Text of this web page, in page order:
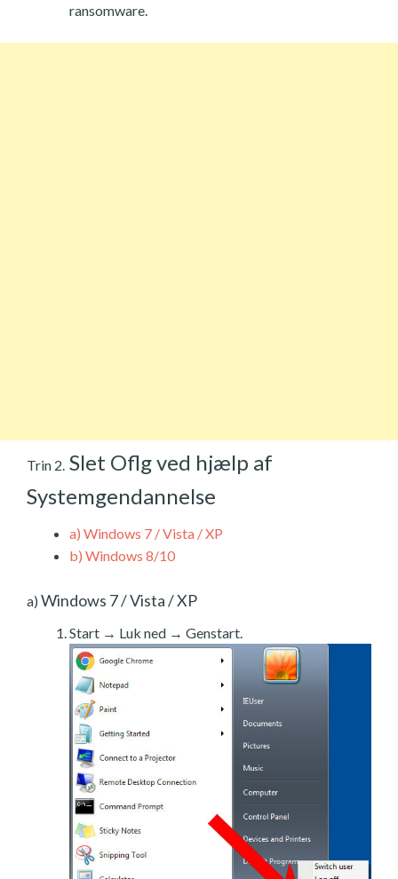
ransomware.
Trin 2. Slet Oflg ved hjælp af
Systemgendannelse
a) Windows 7 / Vista / XP
b) Windows 8/10
a) Windows 7 / Vista / XP
Start → Luk ned → Genstart.